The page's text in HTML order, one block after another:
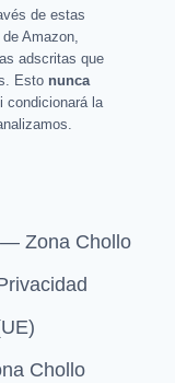
de estas
Amazon,
adscritas que
Esto nunca
condicionará la
Zona Chollo
Chollo